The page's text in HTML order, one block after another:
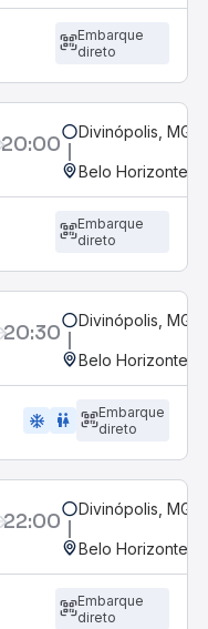
Embarque
direto
20:00 Divinópolis, MG -
Belo Horizonte,
Embarque
direto
20:30 Divinópolis, MG -
Belo Horizonte,
ac_unit wc
Embarque
direto
22:00 Divinópolis, MG -
Belo Horizonte,
Embarque
direto